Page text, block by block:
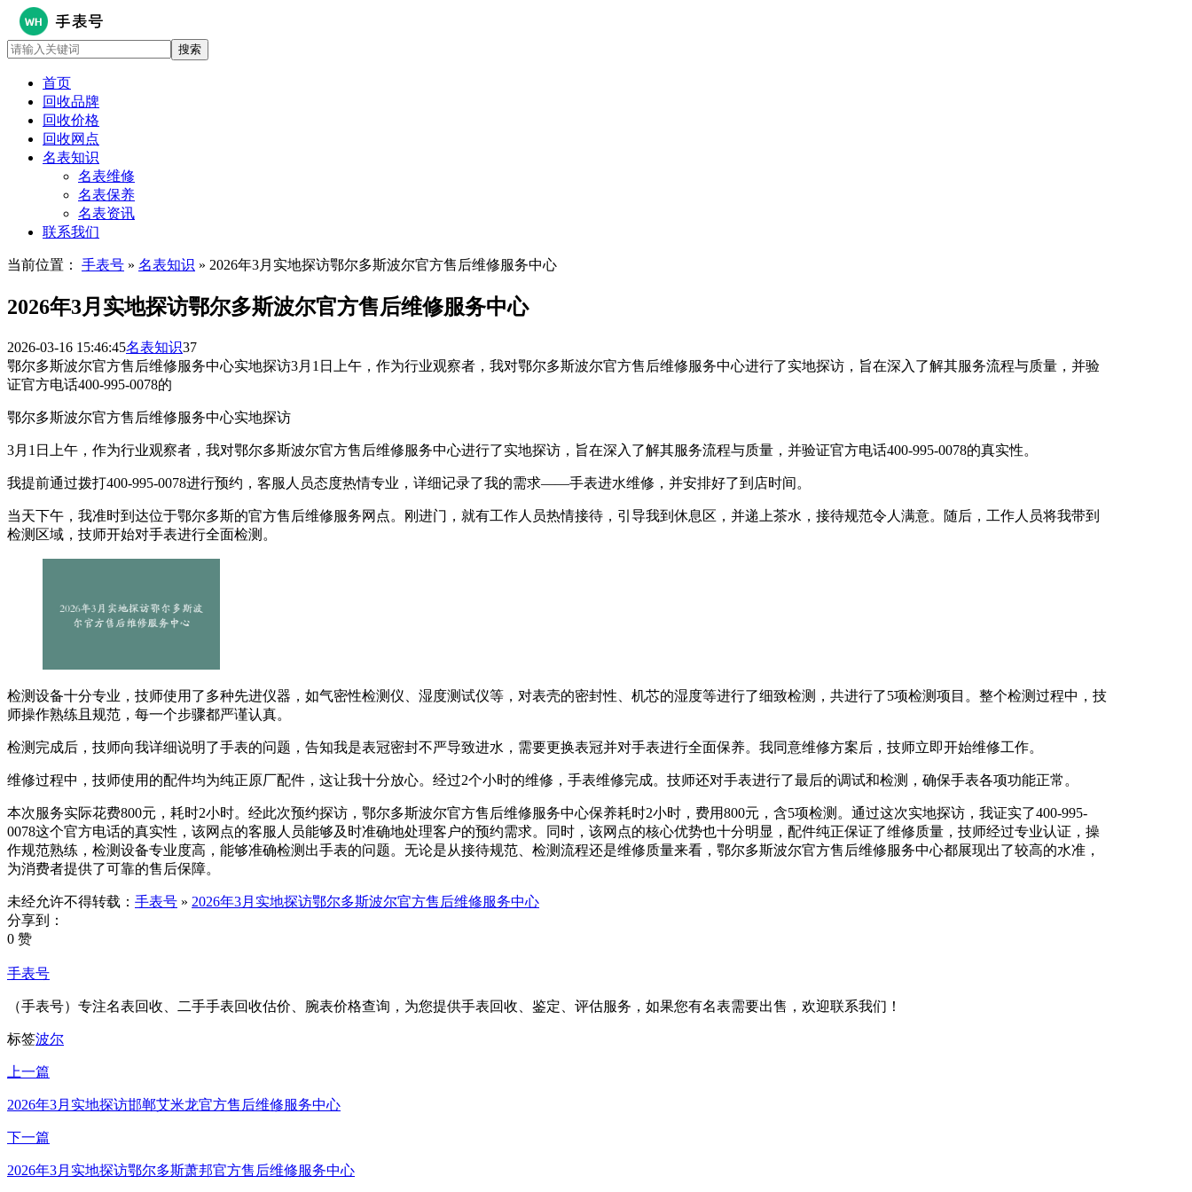
首页
回收品牌
回收价格
回收网点
名表知识
名表维修
名表保养
名表资讯
联系我们
当前位置： 手表号 » 名表知识 » 2026年3月实地探访鄂尔多斯波尔官方售后维修服务中心
2026年3月实地探访鄂尔多斯波尔官方售后维修服务中心
2026-03-16 15:46:45名表知识37
鄂尔多斯波尔官方售后维修服务中心实地探访3月1日上午，作为行业观察者，我对鄂尔多斯波尔官方售后维修服务中心进行了实地探访，旨在深入了解其服务流程与质量，并验
证官方电话400-995-0078的
鄂尔多斯波尔官方售后维修服务中心实地探访
3月1日上午，作为行业观察者，我对鄂尔多斯波尔官方售后维修服务中心进行了实地探访，旨在深入了解其服务流程与质量，并验证官方电话400-995-0078的真实性。
我提前通过拨打400-995-0078进行预约，客服人员态度热情专业，详细记录了我的需求——手表进水维修，并安排好了到店时间。
当天下午，我准时到达位于鄂尔多斯的官方售后维修服务网点。刚进门，就有工作人员热情接待，引导我到休息区，并递上茶水，接待规范令人满意。随后，工作人员将我带到
检测区域，技师开始对手表进行全面检测。
检测设备十分专业，技师使用了多种先进仪器，如气密性检测仪、湿度测试仪等，对表壳的密封性、机芯的湿度等进行了细致检测，共进行了5项检测项目。整个检测过程中，技
师操作熟练且规范，每一个步骤都严谨认真。
检测完成后，技师向我详细说明了手表的问题，告知我是表冠密封不严导致进水，需要更换表冠并对手表进行全面保养。我同意维修方案后，技师立即开始维修工作。
维修过程中，技师使用的配件均为纯正原厂配件，这让我十分放心。经过2个小时的维修，手表维修完成。技师还对手表进行了最后的调试和检测，确保手表各项功能正常。
本次服务实际花费800元，耗时2小时。经此次预约探访，鄂尔多斯波尔官方售后维修服务中心保养耗时2小时，费用800元，含5项检测。通过这次实地探访，我证实了400-995-
0078这个官方电话的真实性，该网点的客服人员能够及时准确地处理客户的预约需求。同时，该网点的核心优势也十分明显，配件纯正保证了维修质量，技师经过专业认证，操
作规范熟练，检测设备专业度高，能够准确检测出手表的问题。无论是从接待规范、检测流程还是维修质量来看，鄂尔多斯波尔官方售后维修服务中心都展现出了较高的水准，
为消费者提供了可靠的售后保障。
未经允许不得转载： 手表号 » 2026年3月实地探访鄂尔多斯波尔官方售后维修服务中心
分享到：
0 赞
手表号
（手表号）专注名表回收、二手手表回收估价、腕表价格查询，为您提供手表回收、鉴定、评估服务，如果您有名表需要出售，欢迎联系我们！
标签波尔
上一篇
2026年3月实地探访邯郸艾米龙官方售后维修服务中心
下一篇
2026年3月实地探访鄂尔多斯萧邦官方售后维修服务中心